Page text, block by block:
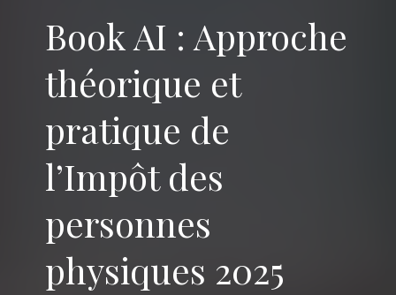
Book AI : Approche
théorique et
pratique de
l’Impôt des
personnes
physiques 2025